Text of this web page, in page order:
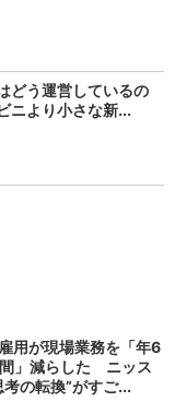
どう運営しているの
ニより小さな新...
用が現場業務を「年6
」減らした ニッス
考の転換”がすご...